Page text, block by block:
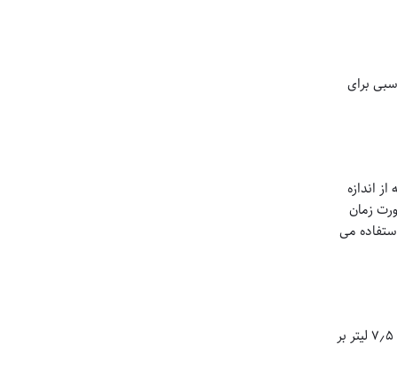
برای
اندازه
زمان
است استفاده می
آغشته به چسب و رزین با ابعاد ۱۸۰۰ میلیمتر×۶۰۰ میلیمتر×۱۵۰ میلیمتر (ارتفاع×طول×ضخامت) و جریان آب ثابت ۷٫۵ لیتر بر